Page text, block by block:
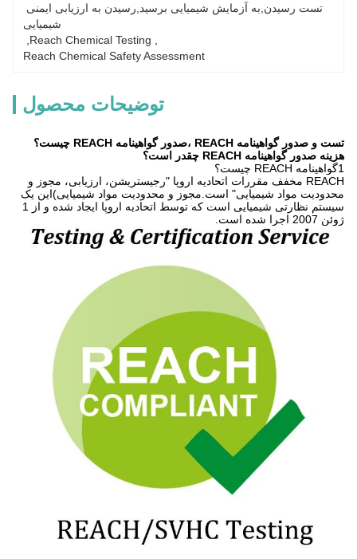
شیمیایی
Reach Chemical Testing
Reach Chemical Safety Assessment
توضیحات محصول
تست و صدور گواهینامه REACH ،صدور گواهینامه REACH چیست؟
هزینه صدور گواهینامه REACH چقدر است؟
1گواهینامه REACH چیست؟
REACH مخفف مقررات اتحادیه اروپا "رجیستریشن، ارزیابی، مجوز و
محدودیت مواد شیمیایی" است.مجوز و محدودیت مواد شیمیایی)این یک
سیستم نظارتی شیمیایی است که توسط اتحادیه اروپا ایجاد شده و از 1
ژوئن 2007 اجرا شده است.